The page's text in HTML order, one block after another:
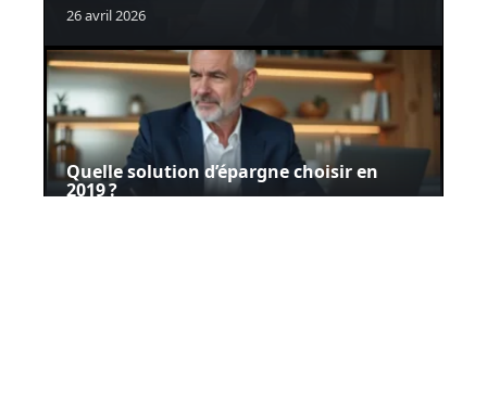
26 avril 2026
Quelle solution d’épargne choisir en
2019 ?